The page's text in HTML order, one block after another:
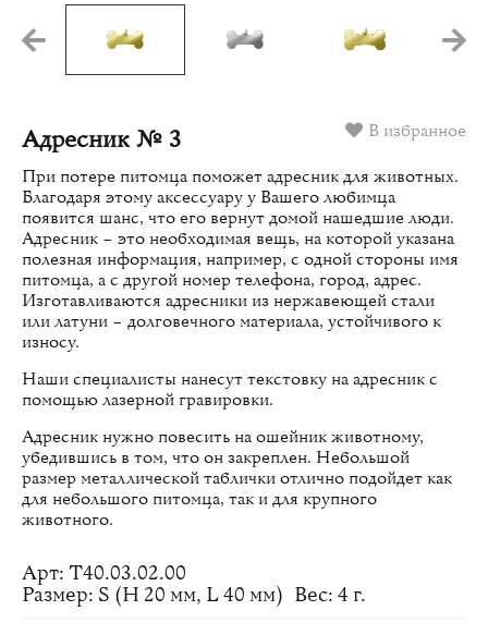
В избранное
Адресник № 3
При потере питомца поможет адресник для животных.
Благодаря этому аксессуару у Вашего любимца
появится шанс, что его вернут домой нашедшие люди.
Адресник – это необходимая вещь, на которой указана
полезная информация, например, с одной стороны имя
питомца, а с другой номер телефона, город, адрес.
Изготавливаются адресники из нержавеющей стали
или латуни – долговечного материала, устойчивого к
износу.
Наши специалисты нанесут текстовку на адресник с
помощью лазерной гравировки.
Адресник нужно повесить на ошейник животному,
убедившись в том, что он закреплен. Небольшой
размер металлической таблички отлично подойдет как
для небольшого питомца, так и для крупного
животного.
Арт: Т40.03.02.00
Размер: S (H 20 мм, L 40 мм) Вес: 4 г.